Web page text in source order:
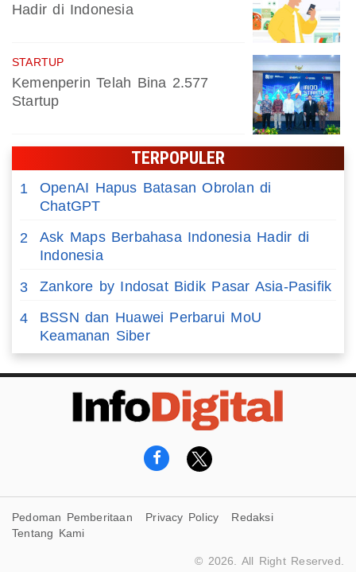
Hadir di Indonesia
STARTUP
Kemenperin Telah Bina 2.577
Startup
TERPOPULER
1
OpenAI Hapus Batasan Obrolan di
ChatGPT
2
Ask Maps Berbahasa Indonesia Hadir di
Indonesia
3
Zankore by Indosat Bidik Pasar Asia-Pasifik
4
BSSN dan Huawei Perbarui MoU
Keamanan Siber
Pedoman Pemberitaan Privacy Policy
Redaksi
Tentang Kami
© 2026. All Right Reserved.